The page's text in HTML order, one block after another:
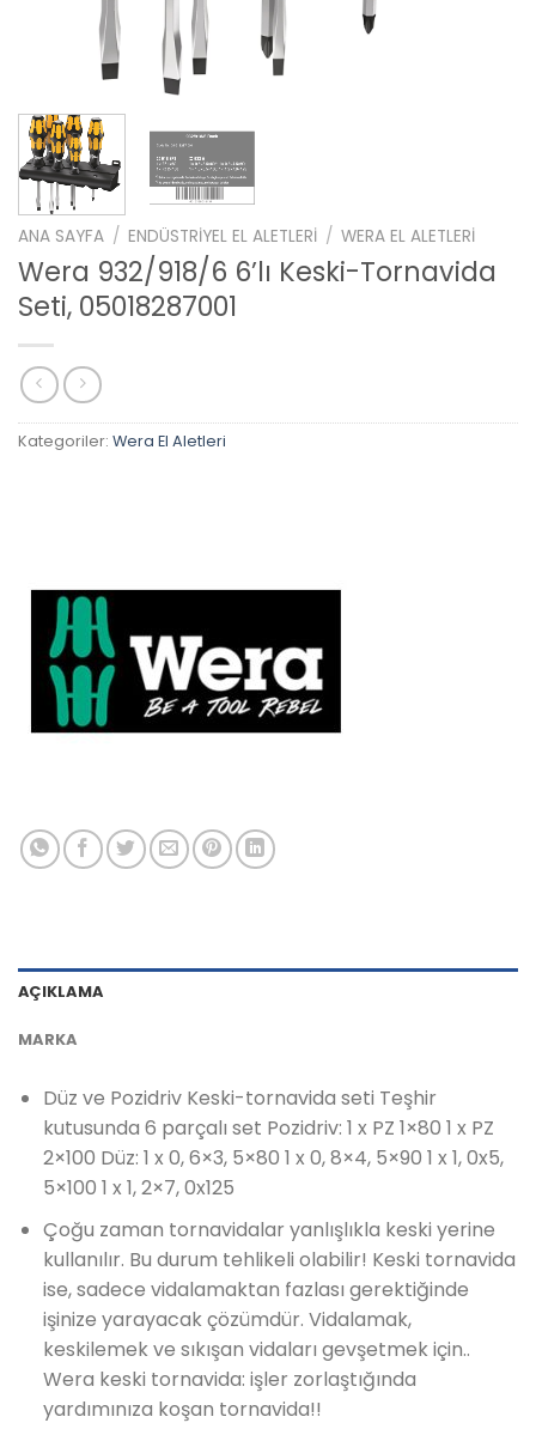
ANA SAYFA / ENDÜSTRIYEL EL ALETLERI / WERA EL ALETLERI
Wera 932/918/6 6’lı Keski-Tornavida
Seti, 05018287001
Kategoriler: Wera El Aletleri
AÇIKLAMA
MARKA
Düz ve Pozidriv Keski-tornavida seti Teşhir
kutusunda 6 parçalı set Pozidriv: 1 x PZ 1×80 1 x PZ
2×100 Düz: 1 x 0, 6×3, 5×80 1 x 0, 8×4, 5×90 1 x 1, 0x5,
5×100 1 x 1, 2×7, 0x125
Çoğu zaman tornavidalar yanlışlıkla keski yerine
kullanılır. Bu durum tehlikeli olabilir! Keski tornavida
ise, sadece vidalamaktan fazlası gerektiğinde
işinize yarayacak çözümdür. Vidalamak,
keskilemek ve sıkışan vidaları gevşetmek için..
Wera keski tornavida: işler zorlaştığında
yardımınıza koşan tornavida!!